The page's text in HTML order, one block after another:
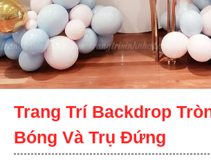
Trang Trí Backdrop
Bóng Và Trụ Đứng